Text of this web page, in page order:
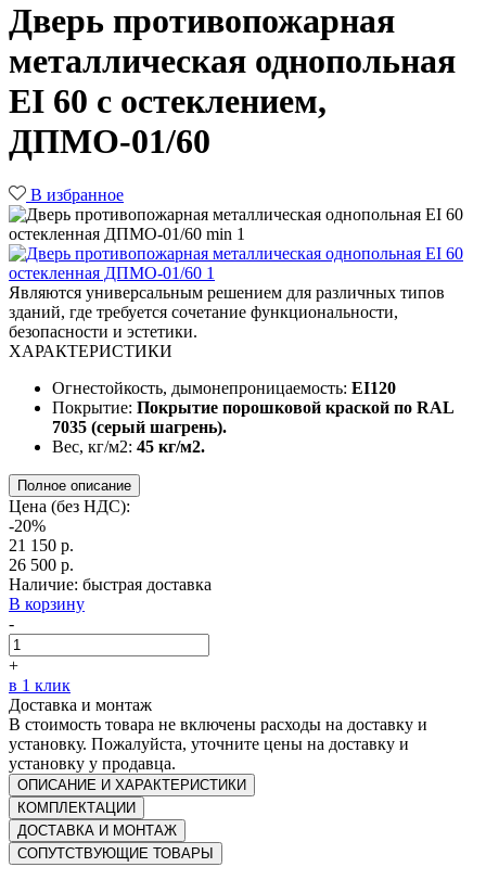
Дверь противопожарная
металлическая однопольная
EI 60 с остеклением,
ДПМО-01/60
В избранное
Являются универсальным решением для различных типов
зданий, где требуется сочетание функциональности,
безопасности и эстетики.
ХАРАКТЕРИСТИКИ
Огнестойкость, дымонепроницаемость: EI120
Покрытие: Покрытие порошковой краской по RAL
7035 (серый шагрень).
Вес, кг/м2: 45 кг/м2.
Полное описание
Цена (без НДС):
-20%
21 150 р.
26 500 р.
Наличие: быстрая доставка
В корзину
-
+
в 1 клик
Доставка и монтаж
В стоимость товара не включены расходы на доставку и
установку. Пожалуйста, уточните цены на доставку и
установку у продавца.
ОПИСАНИЕ И ХАРАКТЕРИСТИКИ
КОМПЛЕКТАЦИИ
ДОСТАВКА И МОНТАЖ
СОПУТСТВУЮЩИЕ ТОВАРЫ